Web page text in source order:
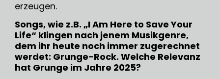
erzeugen.
Songs, wie z.B. „I Am Here to Save Your
Life“ klingen nach jenem Musikgenre,
dem ihr heute noch immer zugerechnet
werdet: Grunge-Rock. Welche Relevanz
hat Grunge im Jahre 2025?